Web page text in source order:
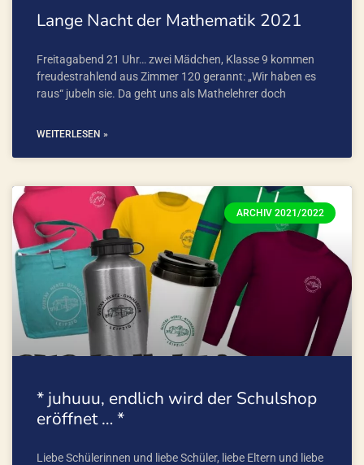
Lange Nacht der Mathematik 2021
Freitagabend 21 Uhr… zwei Mädchen, Klasse 9 kommen
freudestrahlend aus Zimmer 120 gerannt: „Wir haben es
raus“ jubeln sie. Da geht uns als Mathelehrer doch
WEITERLESEN »
ARCHIV 2021/2022
* juhuuu, endlich wird der Schulshop
eröffnet … *
Liebe Schülerinnen und liebe Schüler, liebe Eltern und liebe